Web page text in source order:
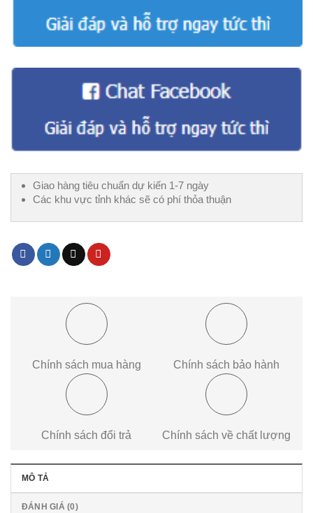
Giao hàng tiêu chuẩn dự kiến 1-7 ngày
Các khu vực tỉnh khác sẽ có phí thỏa thuận
Chính sách mua hàng Chính sách bảo hành
Chính sách đổi trả Chính sách về chất lượng
MÔ TẢ
ĐÁNH GIÁ (0)